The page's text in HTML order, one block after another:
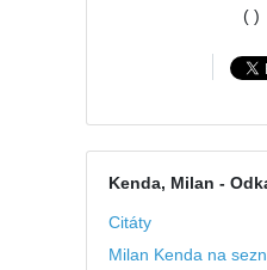
( )
Kenda, Milan -
Citáty
Milan Kenda na